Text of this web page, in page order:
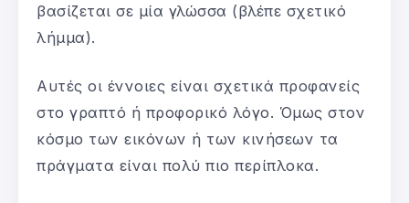
βασίζεται σε μία γλώσσα (βλέπε σχετικό
λήμμα).
Αυτές οι έννοιες είναι σχετικά προφανείς
στο γραπτό ή προφορικό λόγο. Όμως στον
κόσμο των εικόνων ή των κινήσεων τα
πράγματα είναι πολύ πιο περίπλοκα.